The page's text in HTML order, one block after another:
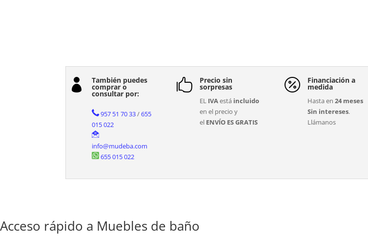
 También puedes
comprar o
consultar por:
957 51 70 33/655
015 022
info@mudeba.com
655 015 022
 Precio sin
sorpresas
EL IVAestá incluido
en el precio y
el ENVÍO ES GRATIS
 Financiación a
medida
Hasta en 24 meses
Sin intereses.
Llámanos
Acceso rápido a Muebles de baño